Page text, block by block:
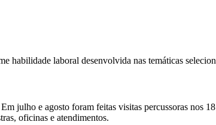
habilidade laboral desenvolvida nas temáticas
julho e agosto foram feitas visitas percussoras nos
oficinas e atendimentos.